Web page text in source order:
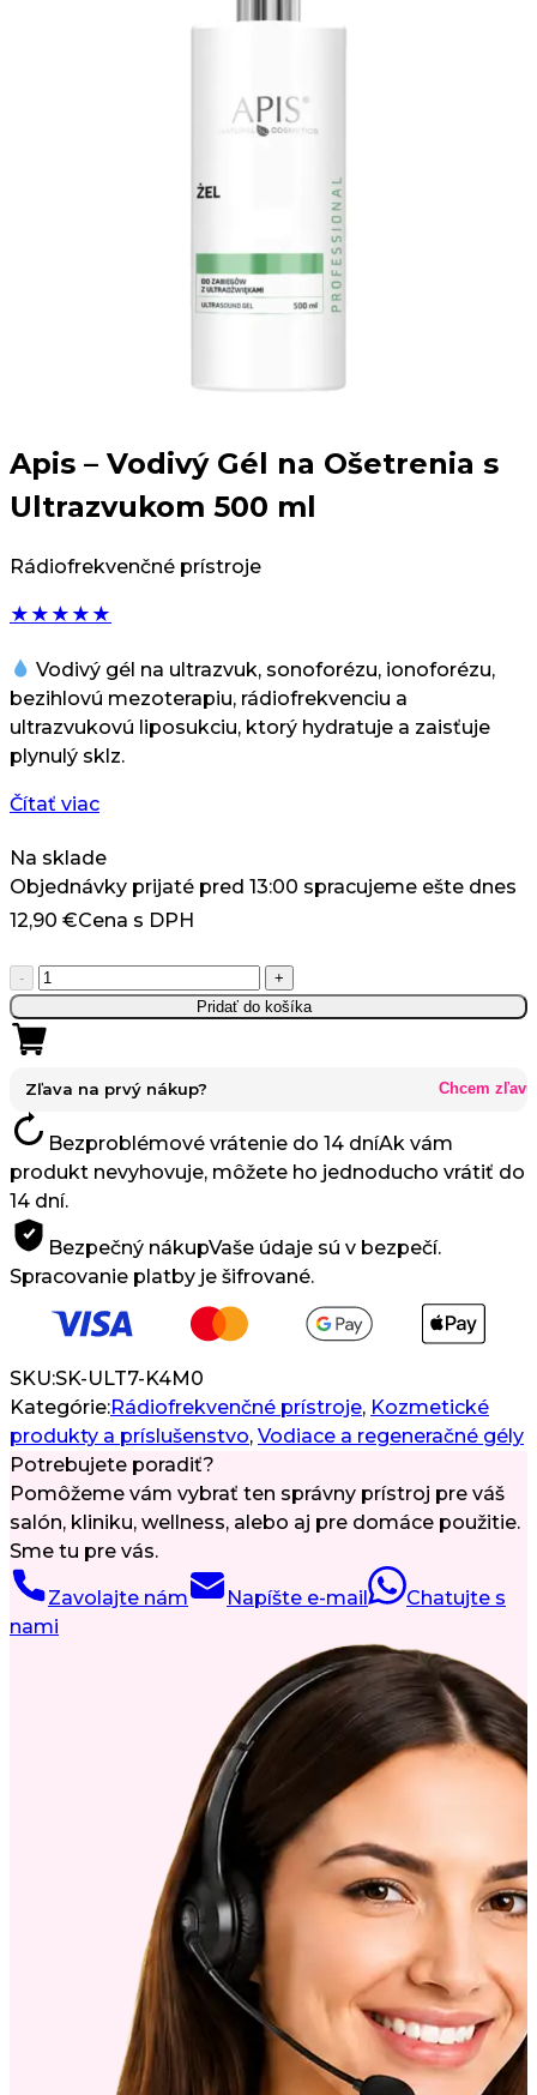
Apis – Vodivý Gél na Ošetrenia s
Ultrazvukom 500 ml
Rádiofrekvenčné prístroje
★ ★ ★ ★ ★
Vodivý gél na ultrazvuk, sonoforézu, ionoforézu,
bezihlovú mezoterapiu, rádiofrekvenciu a
ultrazvukovú liposukciu, ktorý hydratuje a zaisťuje
plynulý sklz.
Čítať viac
Na sklade
Objednávky prijaté pred 13:00 spracujeme ešte dnes
12,90 €Cena s DPH
-
množstvo
Apis
–
Vodivý
Gél
Ošetrenia
s
Ultrazvukom
500
+
Pridať do košíka
Zľava na prvý nákup? Chcem zľavu
Bezproblémové vrátenie do 14 dníAk vám
produkt nevyhovuje, môžete ho jednoducho vrátiť do
14 dní.
Bezpečný nákupVaše údaje sú v bezpečí.
Spracovanie platby je šifrované.
SKU:SK-ULT7-K4M0
Kategórie:Rádiofrekvenčné prístroje, Kozmetické
produkty a príslušenstvo, Vodiace a regeneračné gély
Potrebujete poradiť?
Pomôžeme vám vybrať ten správny prístroj pre váš
salón, kliniku, wellness, alebo aj pre domáce použitie.
Sme tu pre vás.
Zavolajte nám Napíšte e-mail
Chatujte s
nami